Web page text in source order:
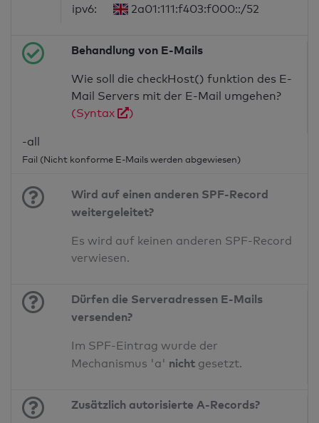
ipv6:
2a01:111:f403:f000::/52
Behandlung von E-Mails
Wie soll die checkHost() funktion des E-
Mail Servers mit der E-Mail umgehen?
(Syntax
)
-all
Fail (Nicht konforme E-Mails werden abgewiesen)
Wird auf einen anderen SPF-Record
weitergeleitet?
Es wird auf keinen anderen SPF-Record
verwiesen.
Dürfen die Serveradressen E-Mails
versenden?
Im SPF-Eintrag wurde der
Mechanismus 'a' nicht gesetzt.
Zusätzlich autorisierte A-Records?